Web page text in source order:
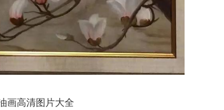
画高清图片大全